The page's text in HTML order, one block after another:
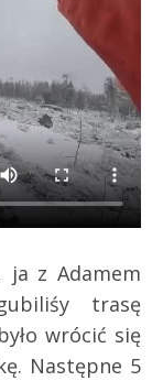
ja z Adamem
trasę
wrócić się
Następne 5